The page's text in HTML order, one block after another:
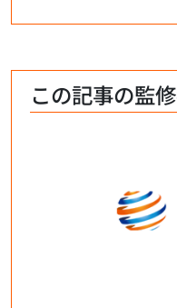
この記事の監